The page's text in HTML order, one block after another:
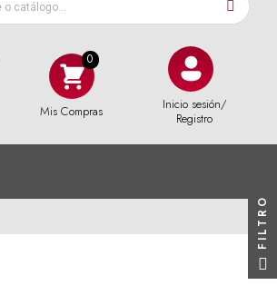
Mis Compras
Inicio sesión/
Registro
FILTRO